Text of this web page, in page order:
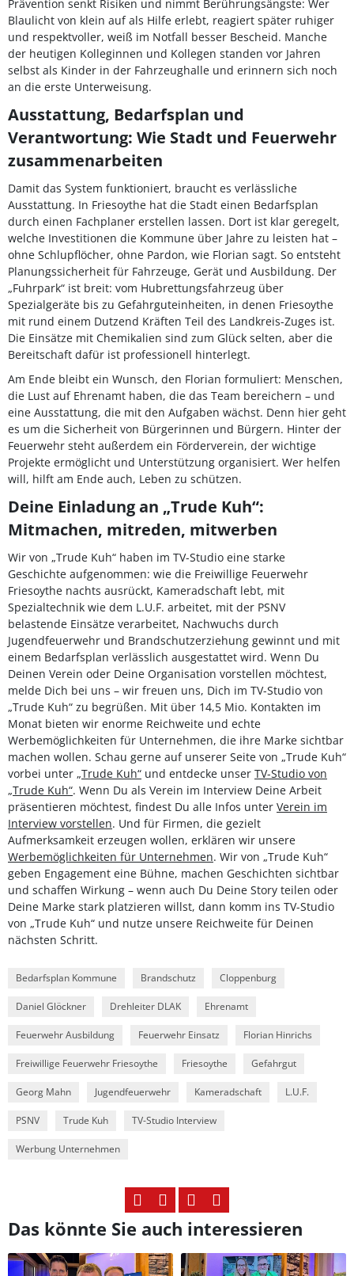
Prävention senkt Risiken und nimmt Berührungsängste: Wer
Blaulicht von klein auf als Hilfe erlebt, reagiert später ruhiger
und respektvoller, weiß im Notfall besser Bescheid. Manche
der heutigen Kolleginnen und Kollegen standen vor Jahren
selbst als Kinder in der Fahrzeughalle und erinnern sich noch
an die erste Unterweisung.
Ausstattung, Bedarfsplan und
Verantwortung: Wie Stadt und Feuerwehr
zusammenarbeiten
Damit das System funktioniert, braucht es verlässliche
Ausstattung. In Friesoythe hat die Stadt einen Bedarfsplan
durch einen Fachplaner erstellen lassen. Dort ist klar geregelt,
welche Investitionen die Kommune über Jahre zu leisten hat –
ohne Schlupflöcher, ohne Pardon, wie Florian sagt. So entsteht
Planungssicherheit für Fahrzeuge, Gerät und Ausbildung. Der
„Fuhrpark“ ist breit: vom Hubrettungsfahrzeug über
Spezialgeräte bis zu Gefahrguteinheiten, in denen Friesoythe
mit rund einem Dutzend Kräften Teil des Landkreis-Zuges ist.
Die Einsätze mit Chemikalien sind zum Glück selten, aber die
Bereitschaft dafür ist professionell hinterlegt.
Am Ende bleibt ein Wunsch, den Florian formuliert: Menschen,
die Lust auf Ehrenamt haben, die das Team bereichern – und
eine Ausstattung, die mit den Aufgaben wächst. Denn hier geht
es um die Sicherheit von Bürgerinnen und Bürgern. Hinter der
Feuerwehr steht außerdem ein Förderverein, der wichtige
Projekte ermöglicht und Unterstützung organisiert. Wer helfen
will, hilft am Ende auch, Leben zu schützen.
Deine Einladung an „Trude Kuh“:
Mitmachen, mitreden, mitwerben
Wir von „Trude Kuh“ haben im TV-Studio eine starke
Geschichte aufgenommen: wie die Freiwillige Feuerwehr
Friesoythe nachts ausrückt, Kameradschaft lebt, mit
Spezialtechnik wie dem L.U.F. arbeitet, mit der PSNV
belastende Einsätze verarbeitet, Nachwuchs durch
Jugendfeuerwehr und Brandschutzerziehung gewinnt und mit
einem Bedarfsplan verlässlich ausgestattet wird. Wenn Du
Deinen Verein oder Deine Organisation vorstellen möchtest,
melde Dich bei uns – wir freuen uns, Dich im TV-Studio von
„Trude Kuh“ zu begrüßen. Mit über 14,5 Mio. Kontakten im
Monat bieten wir enorme Reichweite und echte
Werbemöglichkeiten für Unternehmen, die ihre Marke sichtbar
machen wollen. Schau gerne auf unserer Seite von „Trude Kuh“
vorbei unter „Trude Kuh“ und entdecke unser TV-Studio von
„Trude Kuh“. Wenn Du als Verein im Interview Deine Arbeit
präsentieren möchtest, findest Du alle Infos unter Verein im
Interview vorstellen. Und für Firmen, die gezielt
Aufmerksamkeit erzeugen wollen, erklären wir unsere
Werbemöglichkeiten für Unternehmen. Wir von „Trude Kuh“
geben Engagement eine Bühne, machen Geschichten sichtbar
und schaffen Wirkung – wenn auch Du Deine Story teilen oder
Deine Marke stark platzieren willst, dann komm ins TV-Studio
von „Trude Kuh“ und nutze unsere Reichweite für Deinen
nächsten Schritt.
Bedarfsplan Kommune Brandschutz Cloppenburg
Daniel Glöckner Drehleiter DLAK Ehrenamt
Feuerwehr Ausbildung Feuerwehr Einsatz Florian Hinrichs
Freiwillige Feuerwehr Friesoythe Friesoythe Gefahrgut
Georg Mahn Jugendfeuerwehr Kameradschaft L.U.F.
PSNV Trude Kuh TV-Studio Interview
Werbung Unternehmen
Das könnte Sie auch interessieren